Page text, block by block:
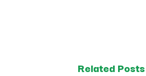
Related Posts